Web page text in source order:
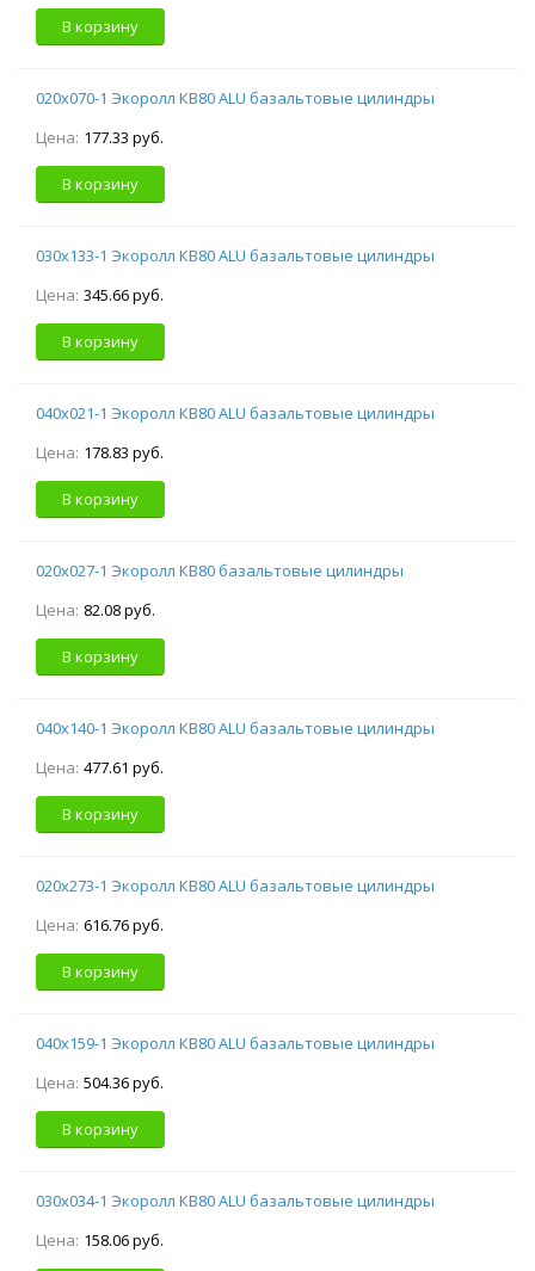
В корзину
020х070-1 Экоролл КВ80 ALU базальтовые цилиндры
Цена: 177.33 руб.
В корзину
030х133-1 Экоролл КВ80 ALU базальтовые цилиндры
Цена: 345.66 руб.
В корзину
040х021-1 Экоролл КВ80 ALU базальтовые цилиндры
Цена: 178.83 руб.
В корзину
020х027-1 Экоролл КВ80 базальтовые цилиндры
Цена: 82.08 руб.
В корзину
040х140-1 Экоролл КВ80 ALU базальтовые цилиндры
Цена: 477.61 руб.
В корзину
020х273-1 Экоролл КВ80 ALU базальтовые цилиндры
Цена: 616.76 руб.
В корзину
040х159-1 Экоролл КВ80 ALU базальтовые цилиндры
Цена: 504.36 руб.
В корзину
030х034-1 Экоролл КВ80 ALU базальтовые цилиндры
Цена: 158.06 руб.